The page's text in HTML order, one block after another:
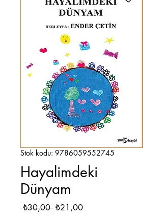
Stok kodu: 9786059552745
Hayalimdeki
Dünyam
₺30,00 Normal
₺21,00İndirimli